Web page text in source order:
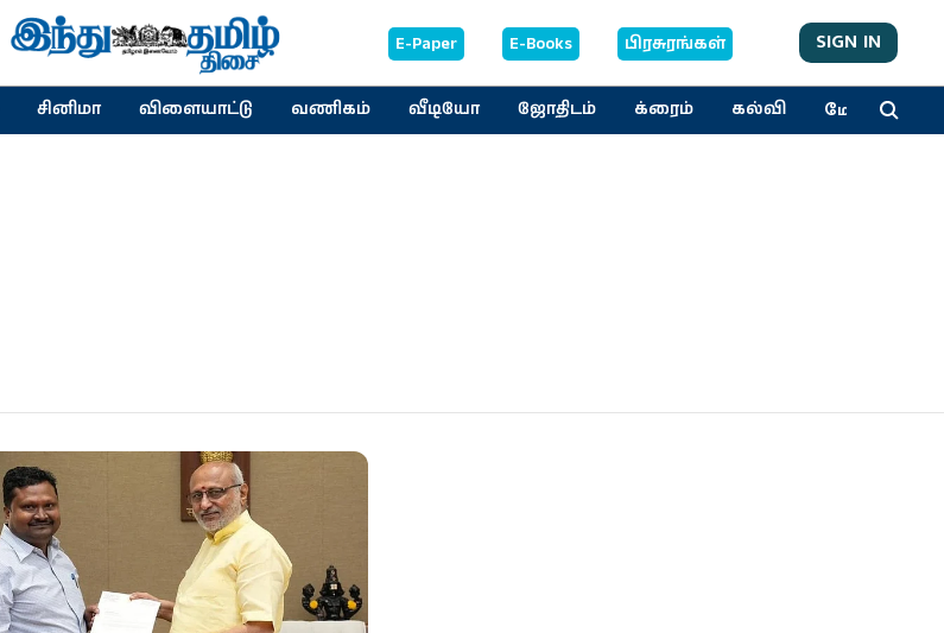
E-Paper E-Books பிரசுரங்கள் SIGN IN
சினிமா விளையாட்டு வணிகம் வீடியோ ஜோதிடம் க்ரைம் கல்வி மேலும்